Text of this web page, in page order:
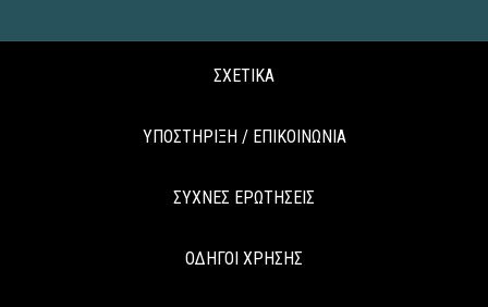
ΣΧΕΤΙΚΑ
ΥΠΟΣΤΗΡΙΞΗ / ΕΠΙΚΟΙΝΩΝΙΑ
ΣΥΧΝΕΣ ΕΡΩΤΗΣΕΙΣ
ΟΔΗΓΟΙ ΧΡΗΣΗΣ